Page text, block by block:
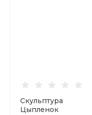
Скульптура
Цыпленок